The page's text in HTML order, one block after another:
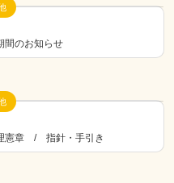
間のお知らせ
憲章 / 指針・手引き